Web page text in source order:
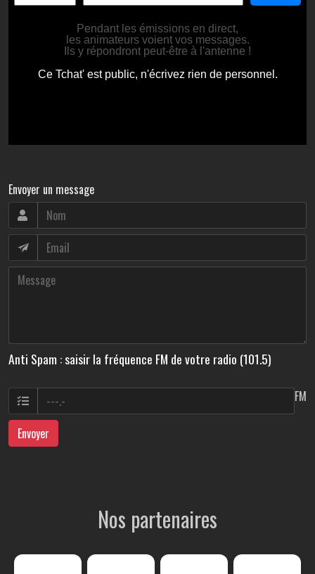
Envoyer un message
Anti Spam : saisir la fréquence FM de votre radio (101.5)
FM
Envoyer
Nos partenaires